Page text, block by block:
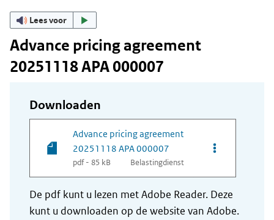
Lees voor
Advance pricing agreement
20251118 APA 000007
Downloaden
Advance pricing agreement
20251118 APA 000007
pdf - 85 kB Belastingdienst
Opties van
De pdf kunt u lezen met Adobe Reader. Deze
kunt u downloaden op de website van Adobe.